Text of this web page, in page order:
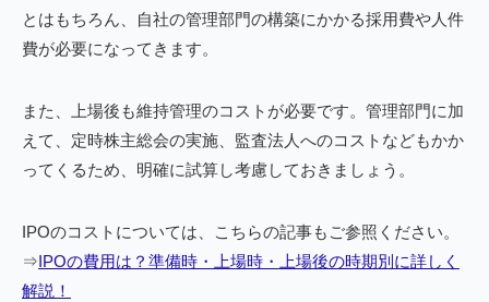
とはもちろん、自社の管理部門の構築にかかる採用費や人件
費が必要になってきます。
また、上場後も維持管理のコストが必要です。管理部門に加
えて、定時株主総会の実施、監査法人へのコストなどもかか
ってくるため、明確に試算し考慮しておきましょう。
IPOのコストについては、こちらの記事もご参照ください。
⇒IPOの費用は？準備時・上場時・上場後の時期別に詳しく
解説！